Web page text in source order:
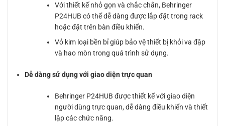
Với thiết kế nhỏ gọn và chắc chắn, Behringer
P24HUB có thể dễ dàng được lắp đặt trong rack
hoặc đặt trên bàn điều khiển.
Vỏ kim loại bền bỉ giúp bảo vệ thiết bị khỏi va đập
và hao mòn trong quá trình sử dụng.
Dễ dàng sử dụng với giao diện trực quan
Behringer P24HUB được thiết kế với giao diện
người dùng trực quan, dễ dàng điều khiển và thiết
lập các chức năng.